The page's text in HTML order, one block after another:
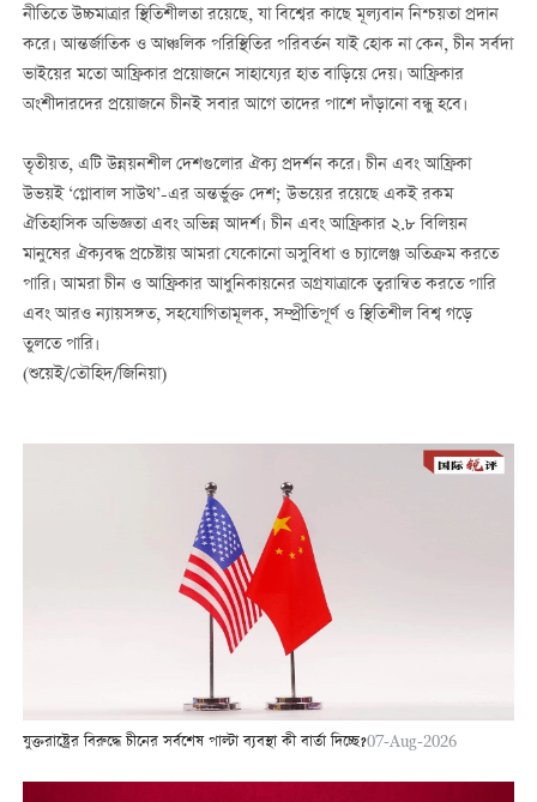
নীতিতে উচ্চমাত্রার স্থিতিশীলতা রয়েছে, যা বিশ্বের কাছে মূল্যবান নিশ্চয়তা প্রদান
করে। আন্তর্জাতিক ও আঞ্চলিক পরিস্থিতির পরিবর্তন যাই হোক না কেন, চীন সর্বদা
ভাইয়ের মতো আফ্রিকার প্রয়োজনে সাহায্যের হাত বাড়িয়ে দেয়। আফ্রিকার
অংশীদারদের প্রয়োজনে চীনই সবার আগে তাদের পাশে দাঁড়ানো বন্ধু হবে।
তৃতীয়ত, এটি উন্নয়নশীল দেশগুলোর ঐক্য প্রদর্শন করে। চীন এবং আফ্রিকা
উভয়ই ‘গ্লোবাল সাউথ’-এর অন্তর্ভুক্ত দেশ; উভয়ের রয়েছে একই রকম
ঐতিহাসিক অভিজ্ঞতা এবং অভিন্ন আদর্শ। চীন এবং আফ্রিকার ২.৮ বিলিয়ন
মানুষের ঐক্যবদ্ধ প্রচেষ্টায় আমরা যেকোনো অসুবিধা ও চ্যালেঞ্জ অতিক্রম করতে
পারি। আমরা চীন ও আফ্রিকার আধুনিকায়নের অগ্রযাত্রাকে ত্বরান্বিত করতে পারি
এবং আরও ন্যায়সঙ্গত, সহযোগিতামূলক, সম্প্রীতিপূর্ণ ও স্থিতিশীল বিশ্ব গড়ে
তুলতে পারি।
(শুয়েই/তৌহিদ/জিনিয়া)
যুক্তরাষ্ট্রের বিরুদ্ধে চীনের সর্বশেষ পাল্টা ব্যবস্থা কী বার্তা দিচ্ছে?07-Aug-2026